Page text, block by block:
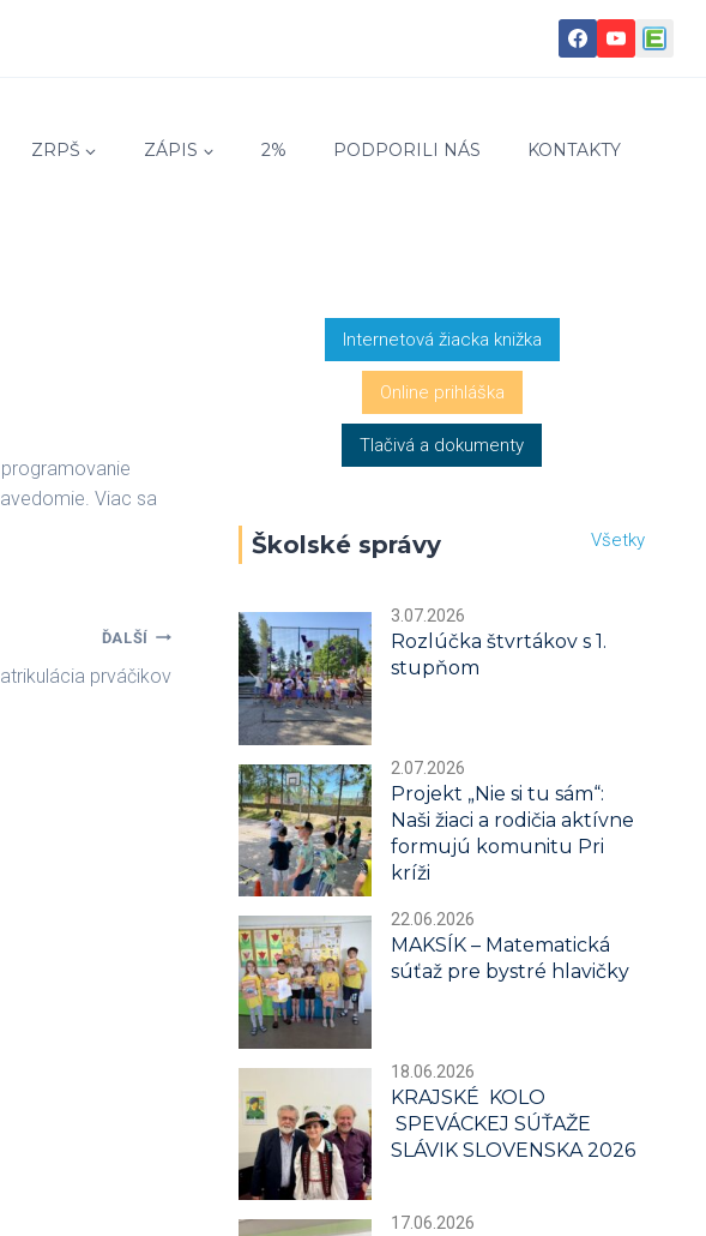
ZRPŠ ZÁPIS 2% PODPORILI NÁS KONTAKTY
Viac sa
ĎALŠÍ
prváčikov
Internetová žiacka knižka
Online prihláška
Tlačivá a dokumenty
Školské správy Všetky
3.07.2026
Rozlúčka štvrtákov s 1.
stupňom
2.07.2026
Projekt „Nie si tu sám“:
Naši žiaci a rodičia aktívne
formujú komunitu Pri
kríži
22.06.2026
MAKSÍK – Matematická
súťaž pre bystré hlavičky
18.06.2026
KRAJSKÉ KOLO
SPEVÁCKEJ SÚŤAŽE
SLÁVIK SLOVENSKA 2026
17.06.2026